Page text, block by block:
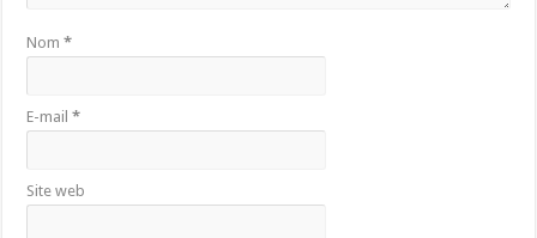
Nom*
E-mail*
Site web